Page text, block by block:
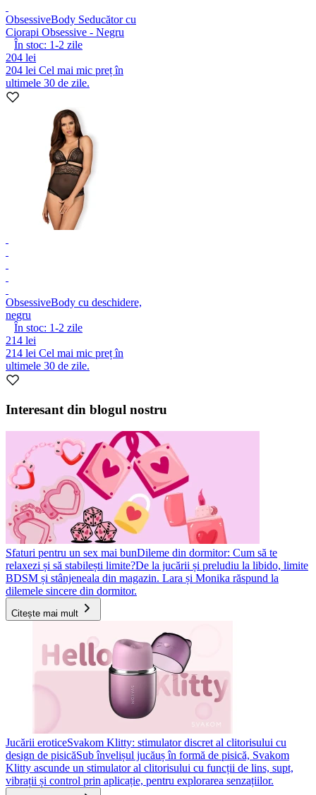
ObsessiveBody Seducător cu
Ciorapi Obsessive - Negru
În stoc: 1-2 zile
204 lei
204 lei Cel mai mic preț în
ultimele 30 de zile.
ObsessiveBody cu deschidere,
negru
În stoc: 1-2 zile
214 lei
214 lei Cel mai mic preț în
ultimele 30 de zile.
Interesant din blogul nostru
Sfaturi pentru un sex mai bunDileme din dormitor: Cum să te
relaxezi și să stabilești limite?De la jucării și preludiu la libido, limite
BDSM și stânjeneala din magazin. Lara și Monika răspund la
dilemele sincere din dormitor.
Citește mai mult
Jucării eroticeSvakom Klitty: stimulator discret al clitorisului cu
design de pisicăSub învelișul jucăuș în formă de pisică, Svakom
Klitty ascunde un stimulator al clitorisului cu funcții de lins, supt,
vibrații și control prin aplicație, pentru explorarea senzațiilor.